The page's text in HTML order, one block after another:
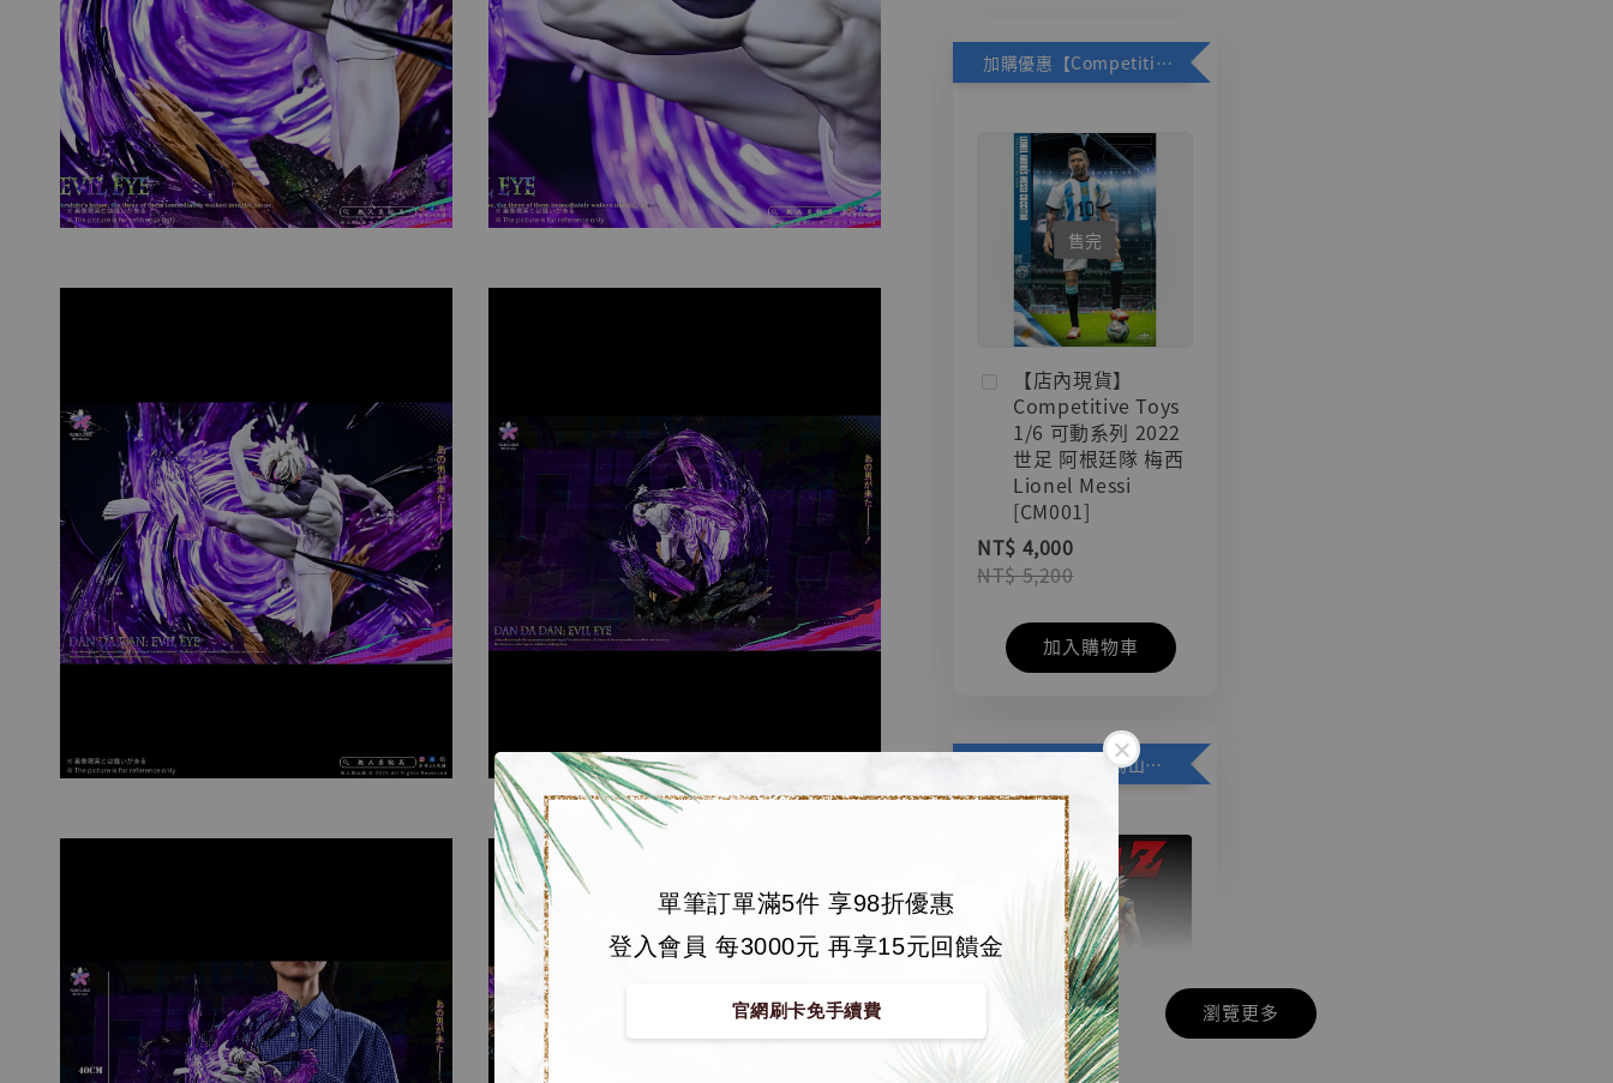
單筆訂單滿5件 享98折優惠
登入會員 每3000元 再享15元回饋金
官網刷卡免手續費
加購優惠【Competitive Toys 梅西 [CM001]】
售完
【店內現貨】
Competitive Toys
1/6 可動系列 2022
世足 阿根廷隊 梅西
Lionel Messi
[CM001]
NT$ 4,000
NT$ 5,200
加入購物車
加購優惠【悟空 鳥山明紀念款 [奇蹟工作室]】
瀏覽更多